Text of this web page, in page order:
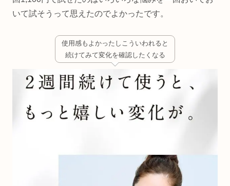
いて試そうって思えたのでよかったです。
使用感もよかったしこういわれると
続けてみて変化を確認したくなる